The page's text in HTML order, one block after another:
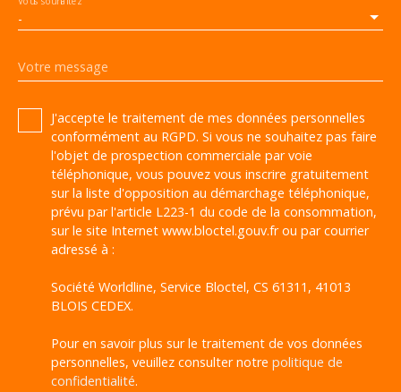
-
Votre message
J'accepte le traitement de mes données personnelles
conformément au RGPD. Si vous ne souhaitez pas faire
l'objet de prospection commerciale par voie
téléphonique, vous pouvez vous inscrire gratuitement
sur la liste d'opposition au démarchage téléphonique,
prévu par l'article L223-1 du code de la consommation,
sur le site Internet www.bloctel.gouv.fr ou par courrier
adressé à :
Société Worldline, Service Bloctel, CS 61311, 41013
BLOIS CEDEX.
Pour en savoir plus sur le traitement de vos données
personnelles, veuillez consulter notre politique de
confidentialité.